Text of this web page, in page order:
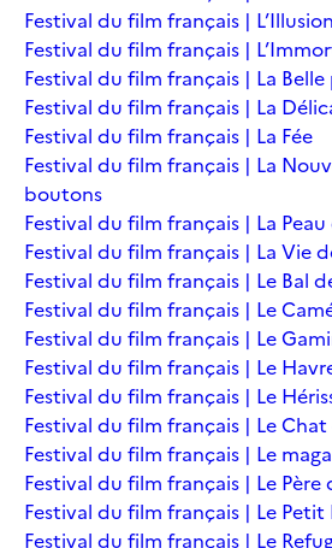
Festival du film français |
Festival du film français |
Festival du film français | La
Festival du film français | La
Festival du film français | La Fée
Festival du film français | La
boutons
Festival du film français | La
Festival du film français | La Vie
Festival du film français | Le Bal
Festival du film français | Le
Festival du film français | Le
Festival du film français | Le
Festival du film français | Le
Festival du film français | Le
Festival du film français | Le
Festival du film français | Le Père
Festival du film français | Le Petit
Festival du film français | Le